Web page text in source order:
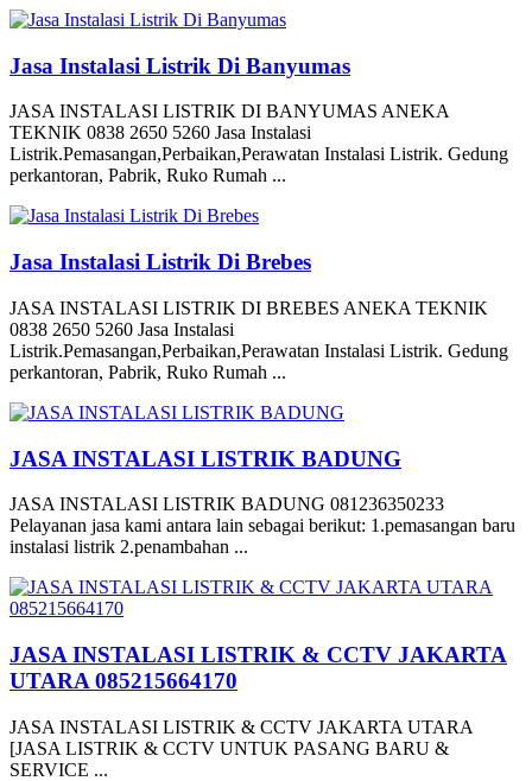
Jasa Instalasi Listrik Di Banyumas
JASA INSTALASI LISTRIK DI BANYUMAS ANEKA
TEKNIK 0838 2650 5260 Jasa Instalasi
Listrik.Pemasangan,Perbaikan,Perawatan Instalasi Listrik. Gedung
perkantoran, Pabrik, Ruko Rumah ...
Jasa Instalasi Listrik Di Brebes
JASA INSTALASI LISTRIK DI BREBES ANEKA TEKNIK
0838 2650 5260 Jasa Instalasi
Listrik.Pemasangan,Perbaikan,Perawatan Instalasi Listrik. Gedung
perkantoran, Pabrik, Ruko Rumah ...
JASA INSTALASI LISTRIK BADUNG
JASA INSTALASI LISTRIK BADUNG 081236350233
Pelayanan jasa kami antara lain sebagai berikut: 1.pemasangan baru
instalasi listrik 2.penambahan ...
JASA INSTALASI LISTRIK & CCTV JAKARTA
UTARA 085215664170
JASA INSTALASI LISTRIK & CCTV JAKARTA UTARA
[JASA LISTRIK & CCTV UNTUK PASANG BARU &
SERVICE ...